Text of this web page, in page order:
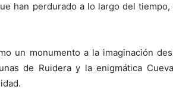
han perdurado a lo largo del
un monumento a la imaginación
de Ruidera y la enigmática